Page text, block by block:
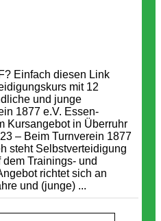
Einfach diesen Link
mit 12
und junge
1877 e.V. Essen-
Kursangebot in Überruhr
– Beim Turnverein 1877
steht Selbstverteidigung
Trainings- und
richtet sich an
und (junge) ...